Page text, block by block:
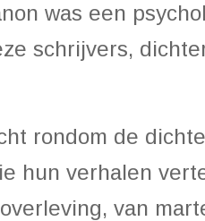
was een
schrijvers,
rondom de
hun verhalen
van